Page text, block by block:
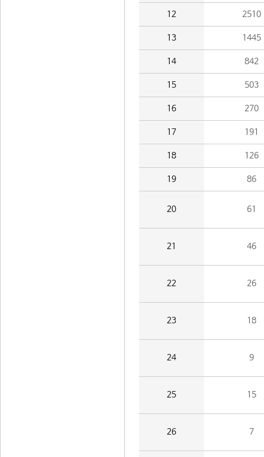
12 2510
13 1445
14 842
15 503
16 270
17 191
18 126
19 86
20 61
21 46
22 26
23 18
24 9
25 15
26 7